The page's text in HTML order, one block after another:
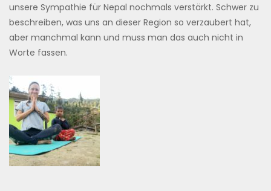
unsere Sympathie für Nepal nochmals verstärkt. Schwer zu
beschreiben, was uns an dieser Region so verzaubert hat,
aber manchmal kann und muss man das auch nicht in
Worte fassen.